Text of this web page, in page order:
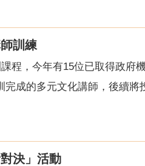
訓練
程，今年有15位已取得政府
成的多元文化講師，後續
決」活動